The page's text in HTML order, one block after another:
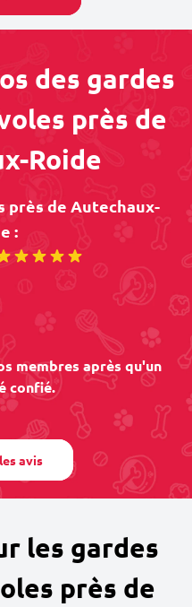
des gardes
près de
Roide
près de Autechaux-
:
membres après qu'un
confié.
avis
les gardes
près de